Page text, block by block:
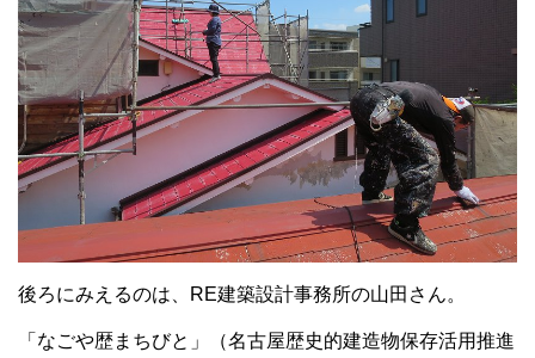
後ろにみえるのは、RE建築設計事務所の山田さん。
「なごや歴まちびと」（名古屋歴史的建造物保存活用推進